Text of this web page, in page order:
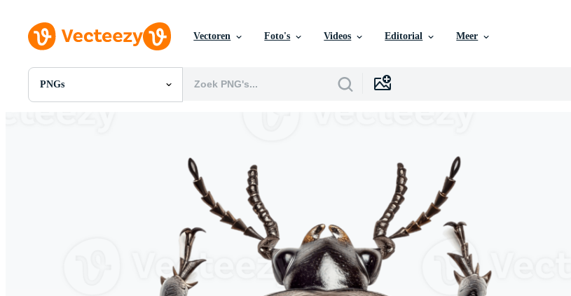
Vectoren Foto's Videos Editorial Meer
PNGs
Alle Afbeeldingen